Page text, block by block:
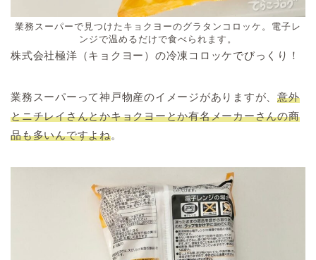
業務スーパーで見つけたキョクヨーのグラタンコロッケ。電子レ
ンジで温めるだけで食べられます。
株式会社極洋（キョクヨー）の冷凍コロッケでびっくり！
業務スーパーって神戸物産のイメージがありますが、意外
とニチレイさんとかキョクヨーとか有名メーカーさんの商
品も多いんですよね。